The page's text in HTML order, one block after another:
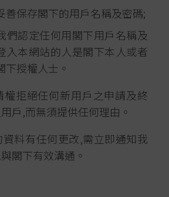
善保存閣下的用戶名稱及密碼;
們認定任何用閣下用戶名稱及
入本網站的人是閣下本人或者
下授權人士。
權拒絕任何新用戶之申請及終
戶,而無須提供任何理由。
料有任何更改,需立即通知我
閣下有效溝通。